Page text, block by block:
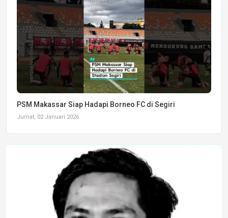
PSM Makassar Siap Hadapi Borneo FC di Segiri
Jumat, 02 Januari 2026